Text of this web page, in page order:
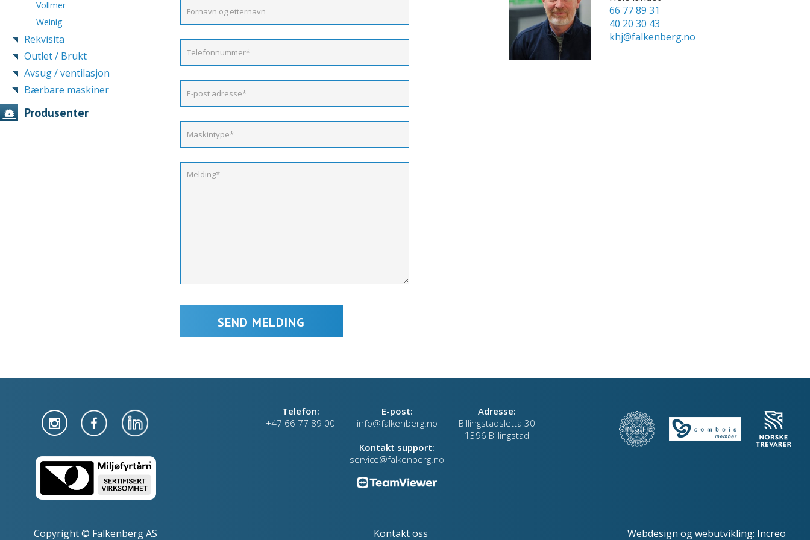
Vollmer
Weinig
Rekvisita
Outlet / Brukt
Avsug / ventilasjon
Bærbare maskiner
Produsenter
66 77 89 31
40 20 30 43
khj@falkenberg.no
Telefon:
+47 66 77 89 00
E-post:
info@falkenberg.no
Kontakt support:
service@falkenberg.no
Adresse:
Billingstadsletta 30
1396 Billingstad
Copyright © Falkenberg AS
Kontakt oss
Webdesign ogwebutvikling: Increo